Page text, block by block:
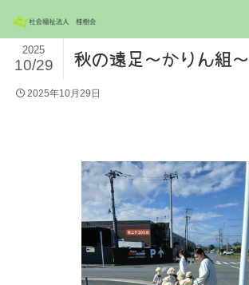
秋の遠足～かりん組～
2025
10/29
2025年10月29日